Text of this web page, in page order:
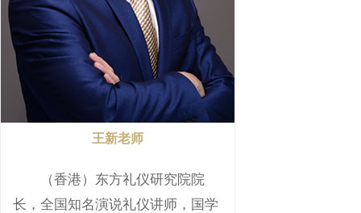
王新老师
（香港）东方礼仪研究院院
长，全国知名演说礼仪讲师，国学